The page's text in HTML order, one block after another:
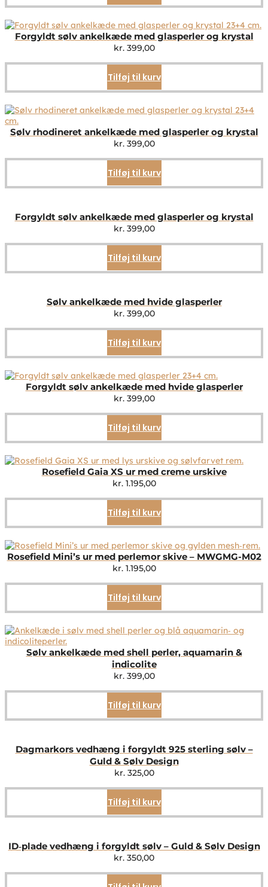
Forgyldt sølv ankelkæde med glasperler og krystal
kr.399,00
Tilføj til kurv
Sølv rhodineret ankelkæde med glasperler og krystal
kr.399,00
Tilføj til kurv
Forgyldt sølv ankelkæde med glasperler og krystal
kr.399,00
Tilføj til kurv
Sølv ankelkæde med hvide glasperler
kr.399,00
Tilføj til kurv
Forgyldt sølv ankelkæde med hvide glasperler
kr.399,00
Tilføj til kurv
Rosefield Gaia XS ur med creme urskive
kr.1.195,00
Tilføj til kurv
Rosefield Mini’s ur med perlemor skive – MWGMG-M02
kr.1.195,00
Tilføj til kurv
Sølv ankelkæde med shell perler, aquamarin &
indicolite
kr.399,00
Tilføj til kurv
Dagmarkors vedhæng i forgyldt 925 sterling sølv –
Guld & Sølv Design
kr.325,00
Tilføj til kurv
ID‑plade vedhæng i forgyldt sølv – Guld & Sølv Design
kr. 350,00